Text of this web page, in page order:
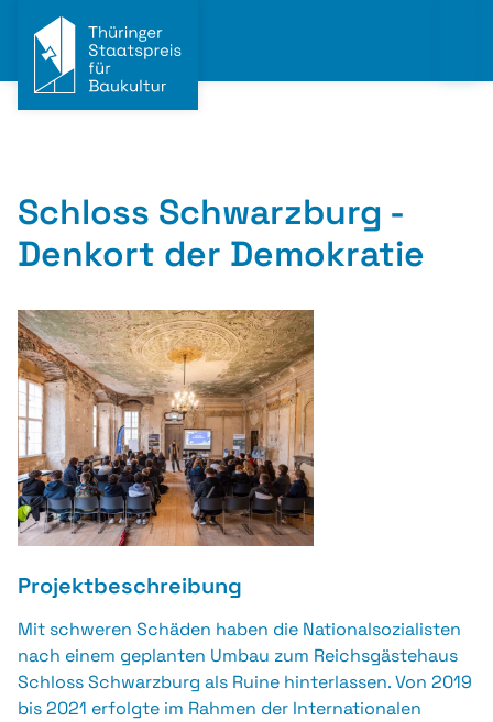
Schloss Schwarzburg -
Denkort der Demokratie
Projektbeschreibung
Mit schweren Schäden haben die Nationalsozialisten
nach einem geplanten Umbau zum Reichsgästehaus
Schloss Schwarzburg als Ruine hinterlassen. Von 2019
bis 2021 erfolgte im Rahmen der Internationalen